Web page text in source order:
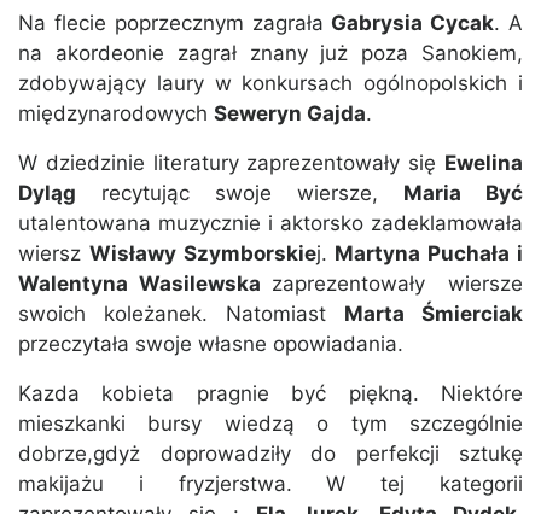
Na flecie poprzecznym zagrała Gabrysia Cycak. A
na akordeonie zagrał znany już poza Sanokiem,
zdobywający laury w konkursach ogólnopolskich i
międzynarodowych Seweryn Gajda.
W dziedzinie literatury zaprezentowały się Ewelina
Dyląg recytując swoje wiersze, Maria Być
utalentowana muzycznie i aktorsko zadeklamowała
wiersz Wisławy Szymborskiej. Martyna Puchała i
Walentyna Wasilewska zaprezentowały wiersze
swoich koleżanek. Natomiast Marta Śmierciak
przeczytała swoje własne opowiadania.
Kazda kobieta pragnie być piękną. Niektóre
mieszkanki bursy wiedzą o tym szczególnie
dobrze,gdyż doprowadziły do perfekcji sztukę
makijażu i fryzjerstwa. W tej kategorii